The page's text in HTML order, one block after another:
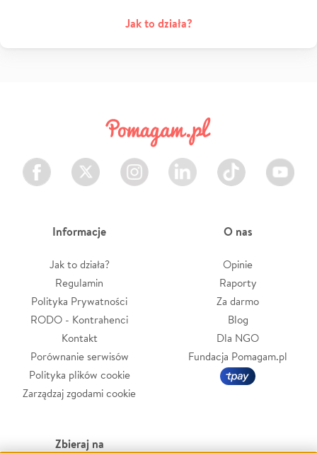
Jak to działa?
Facebook Twitter Instagram LinkedIn TikTok Youtube
Informacje
Jak to działa?
Regulamin
Polityka Prywatności
RODO - Kontrahenci
Kontakt
Porównanie serwisów
Polityka plików cookie
Zarządzaj zgodami cookie
O nas
Opinie
Raporty
Za darmo
Blog
Dla NGO
Fundacja Pomagam.pl
Zbieraj na